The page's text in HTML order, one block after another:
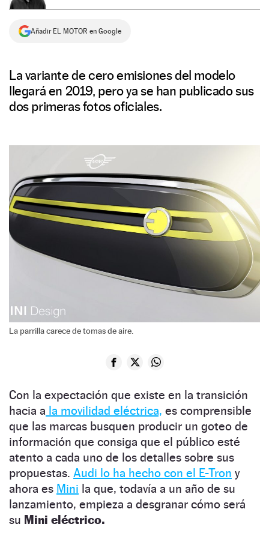
Añadir EL MOTOR en Google
La variante de cero emisiones del modelo
llegará en 2019, pero ya se han publicado sus
dos primeras fotos oficiales.
La parrilla carece de tomas de aire.
Con la expectación que existe en la transición
hacia a la movilidad eléctrica, es comprensible
que las marcas busquen producir un goteo de
información que consiga que el público esté
atento a cada uno de los detalles sobre sus
propuestas. Audi lo ha hecho con el E-Tron y
ahora es Mini la que, todavía a un año de su
lanzamiento, empieza a desgranar cómo será
su Mini eléctrico.